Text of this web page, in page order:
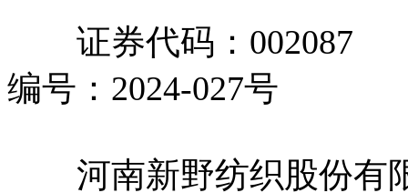
证券代码：002087
编号：2024-027号
河南新野纺织股份有